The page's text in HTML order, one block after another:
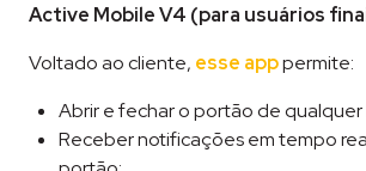
Active Mobile V4 (para usuários
Voltado ao cliente, esse apppermite:
Abrir e fechar o portão de qualquer
Receber notificações em tempo